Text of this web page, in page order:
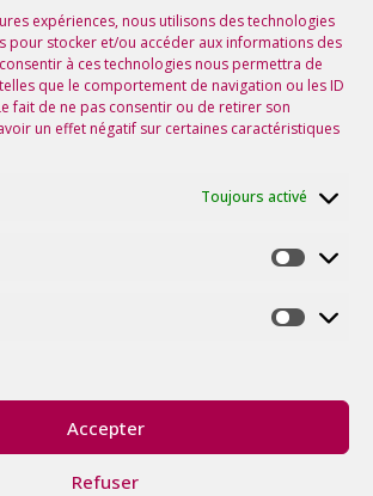
expériences, nous utilisons des technologies
pour stocker et/ou accéder aux informations des
à ces technologies nous permettra de
que le comportement de navigation ou les ID
fait de ne pas consentir ou de retirer son
un effet négatif sur certaines caractéristiques
Toujours activé
Accepter
Refuser
réseaux !
Politique